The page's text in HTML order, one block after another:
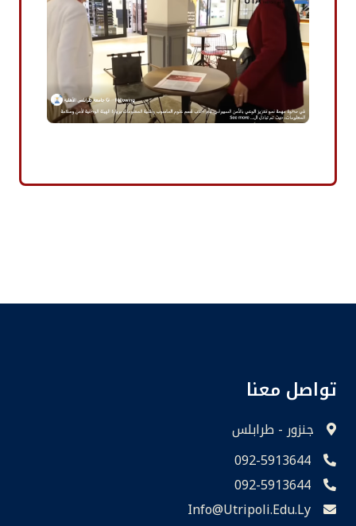
تواصل معنا
جنزور - طرابلس
092-5913644
092-5913644
Info@utripoli.edu.ly